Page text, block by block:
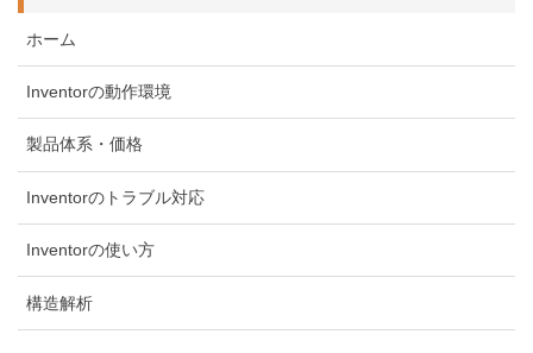
ホーム
Inventorの動作環境
製品体系・価格
Inventorのトラブル対応
Inventorの使い方
構造解析